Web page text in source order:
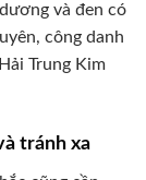
và đen có
công danh
Trung Kim
tránh xa